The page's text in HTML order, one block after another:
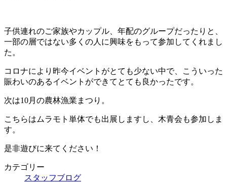
子供連れのご家族やカップル、年配のグループだったりと、
一部の層ではない多くの人に興味をもって参加してくれまし
た。
コロナにより昨今イベントがとても少ない中で、こういった
賑わいのあるイベントができてとても良かったです。
次は10月の農林漁業まつり。
こちらはムラモト単体でも出展しますし、木青会も参加しま
す。
是非遊びに来てください！
カテゴリー
スタッフブログ